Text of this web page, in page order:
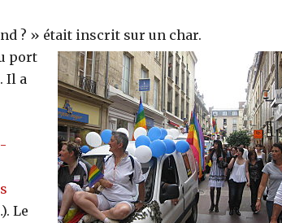
? » était inscrit sur un char.
port
Il a
Le